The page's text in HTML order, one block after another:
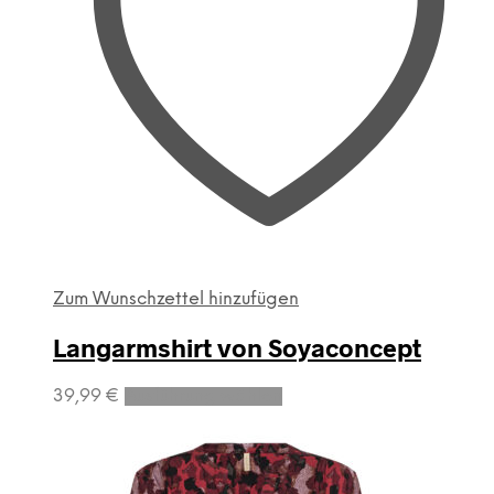
Zum Wunschzettel hinzufügen
Langarmshirt von Soyaconcept
39,99 €
Dieses
mehrere
Varianten